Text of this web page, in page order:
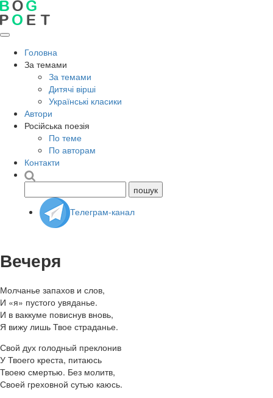
Головна
За темами
За темами
Дитячі вірші
Українські класики
Автори
Російська поезія
По теме
По авторам
Контакти
Телеграм-канал
Вечеря
Молчанье запахов и слов,
И «я» пустого увяданье.
И в ваккуме повиснув вновь,
Я вижу лишь Твое страданье.
Свой дух голодный преклонив
У Твоего креста, питаюсь
Твоею смертью. Без молитв,
Своей греховной сутью каюсь.